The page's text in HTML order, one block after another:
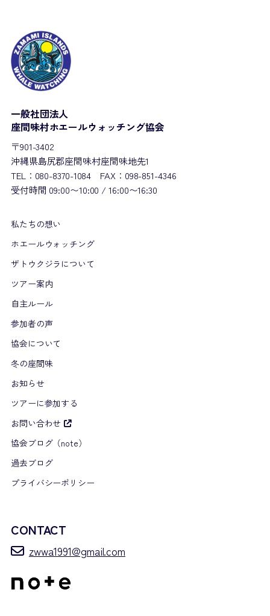
一般社団法人
座間味村ホエールウォッチング協会
〒901-3402
沖縄県島尻郡座間味村座間味地先1
TEL：080-8370-1084 FAX：098-851-4346
受付時間 09:00〜10:00 / 16:00〜16:30
私たちの想い
ホエールウォッチング
ザトウクジラについて
ツアー案内
自主ルール
参加者の声
協会について
冬の座間味
お知らせ
ツアーに参加する
お問い合わせ
協会ブログ（note）
過去ブログ
プライバシーポリシー
CONTACT
zwwa1991@gmail.com